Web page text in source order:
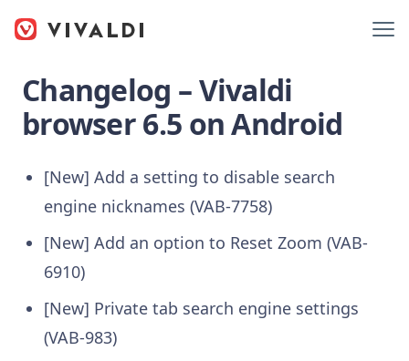
Changelog – Vivaldi
browser 6.5 on Android
[New] Add a setting to disable search
engine nicknames (VAB-7758)
[New] Add an option to Reset Zoom (VAB-
6910)
[New] Private tab search engine settings
(VAB-983)